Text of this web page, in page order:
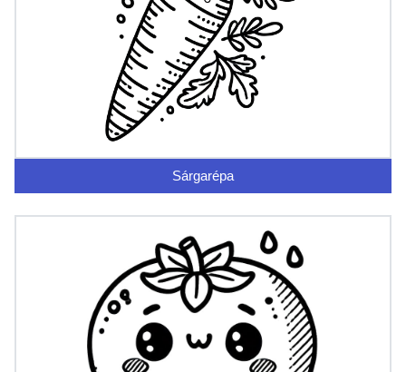
Sárgarépa